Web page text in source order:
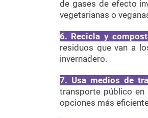
de gases de efecto
vegetarianas o
6. Recicla y
residuos que van a
invernadero.
7. Usa medios de
transporte público en
opciones más